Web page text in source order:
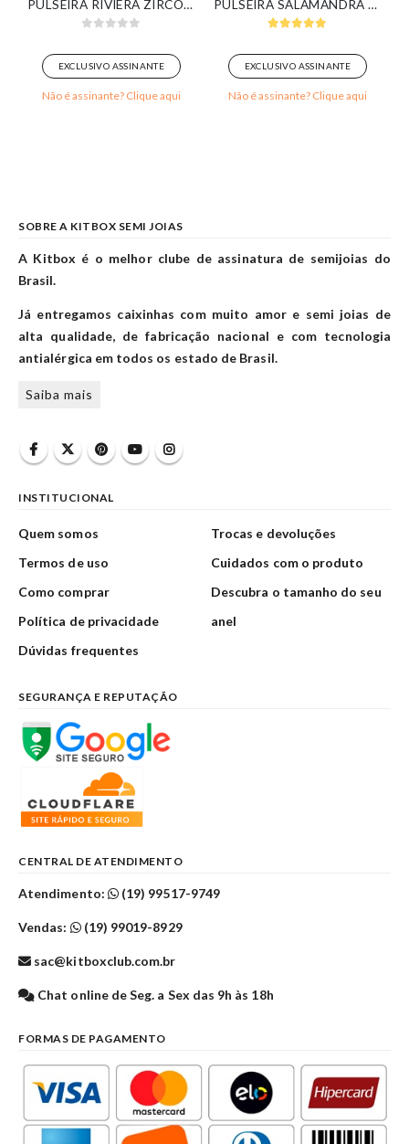
PULSEIRA RIVIERA ZIRCÔNIAS VERDE E CRISTAL BANHADO EM OURO BRANCO
EXCLUSIVO ASSINANTE
Não é assinante? Clique aqui
PULSEIRA SALAMANDRA BANHADA EM OURO BRANCO
EXCLUSIVO ASSINANTE
Não é assinante? Clique aqui
SOBRE A KITBOX SEMI JOIAS
A Kitbox é o melhor clube de assinatura de semijoias do
Brasil.
Já entregamos caixinhas com muito amor e semi joias de
alta qualidade, de fabricação nacional e com tecnologia
antialérgica em todos os estado de Brasil.
Saiba mais
INSTITUCIONAL
Quem somos
Termos de uso
Como comprar
Política de privacidade
Dúvidas frequentes
Trocas e devoluções
Cuidados com o produto
Descubra o tamanho do seu
anel
SEGURANÇA E REPUTAÇÃO
CENTRAL DE ATENDIMENTO
Atendimento: (19) 99517-9749
Vendas: (19) 99019-8929
sac@kitboxclub.com.br
Chat online de Seg. a Sex das 9h às 18h
FORMAS DE PAGAMENTO